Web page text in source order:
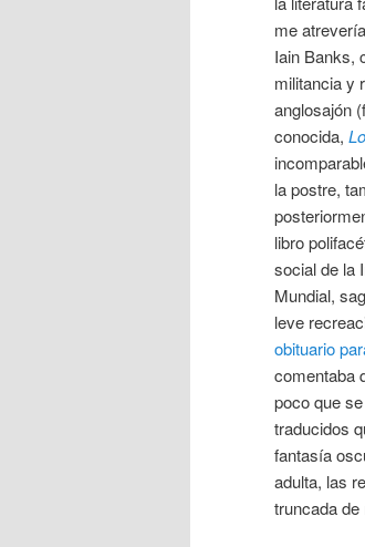
me
Iain Banks,
militancia y
anglosajón
conocida,
la postre,
libro
social de la
Mundial,
leve
obituario
comentaba
poco que
traducidos
fantasía
adulta, las
truncada